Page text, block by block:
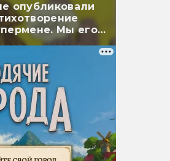
опубликовали
Мы его